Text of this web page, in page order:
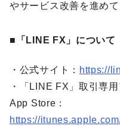
やサービス改善を進めて
■「LINE FX」について
・公式サイト： https://
・「LINE FX」取引専用
App Store：
https://